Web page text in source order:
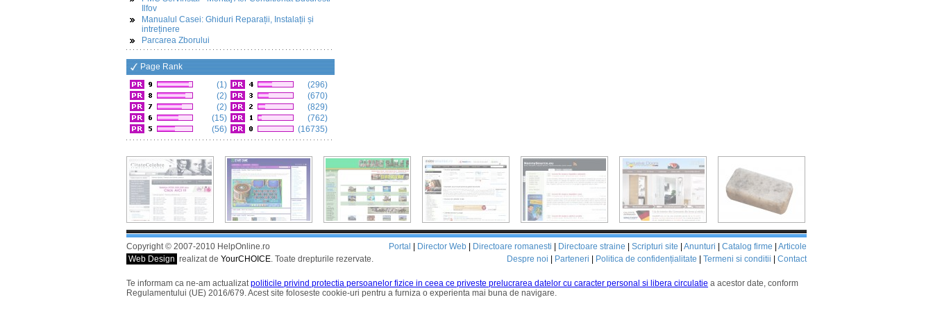
Ilfov
Manualul Casei: Ghiduri Reparații, Instalații și
intreținere
Parcarea Zborului
Page Rank
(1)
(2)
(2)
(15)
(56)
(296)
(670)
(829)
(762)
(16735)
Copyright © 2007-2010 HelpOnline.ro
Web Design realizat de YourCHOICE. Toate drepturile rezervate.
Portal Director Web Directoare romanesti Directoare straine Scripturi site Anunturi Catalog firme
Articole
Despre noi
Parteneri Politica de confidențialitate Termeni si conditii Contact
Te informam ca ne-am actualizatpoliticile privind protectia persoanelor fizice in ceea ce priveste prelucrarea datelor cu caracter personal si libera circulatie a acestor date, conform
Regulamentului (UE) 2016/679. Acest site foloseste cookie-uri pentru a furniza o experienta mai buna de navigare.